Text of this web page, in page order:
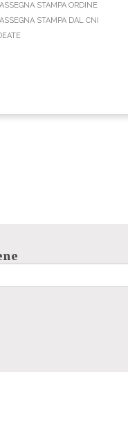
STAMPA ORDINE
STAMPA DAL CNI